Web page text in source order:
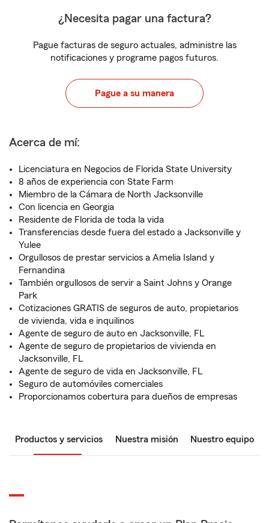
¿Necesita pagar una factura?
Pague facturas de seguro actuales, administre las
notificaciones y programe pagos futuros.
Pague a su manera
Acerca de mí:
Licenciatura en Negocios de Florida State University
8 años de experiencia con State Farm
Miembro de la Cámara de North Jacksonville
Con licencia en Georgia
Residente de Florida de toda la vida
Transferencias desde fuera del estado a Jacksonville y
Yulee
Orgullosos de prestar servicios a Amelia Island y
Fernandina
También orgullosos de servir a Saint Johns y Orange
Park
Cotizaciones GRATIS de seguros de auto, propietarios
de vivienda, vida e inquilinos
Agente de seguro de auto en Jacksonville, FL
Agente de seguro de propietarios de vivienda en
Jacksonville, FL
Agente de seguro de vida en Jacksonville, FL
Seguro de automóviles comerciales
Proporcionamos cobertura para dueños de empresas
Productos y servicios Nuestra misión Nuestro equipo